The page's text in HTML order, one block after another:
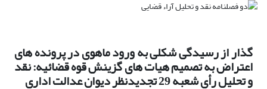
گذار از رسیدگی شکلی به ورود ماهوی در پرونده های
اعتراض به تصمیم هیات های گزینش قوه قضائیه: نقد
و تحلیل رأی شعبه 29 تجدیدنظر دیوان عدالت اداری